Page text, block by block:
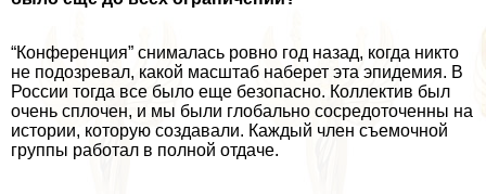
“Конференция” снималась ровно год назад, когда никто
не подозревал, какой масштаб наберет эта эпидемия. В
России тогда все было еще безопасно. Коллектив был
очень сплочен, и мы были глобально сосредоточенны на
истории, которую создавали. Каждый члeн съемочной
группы работал в полной отдаче.